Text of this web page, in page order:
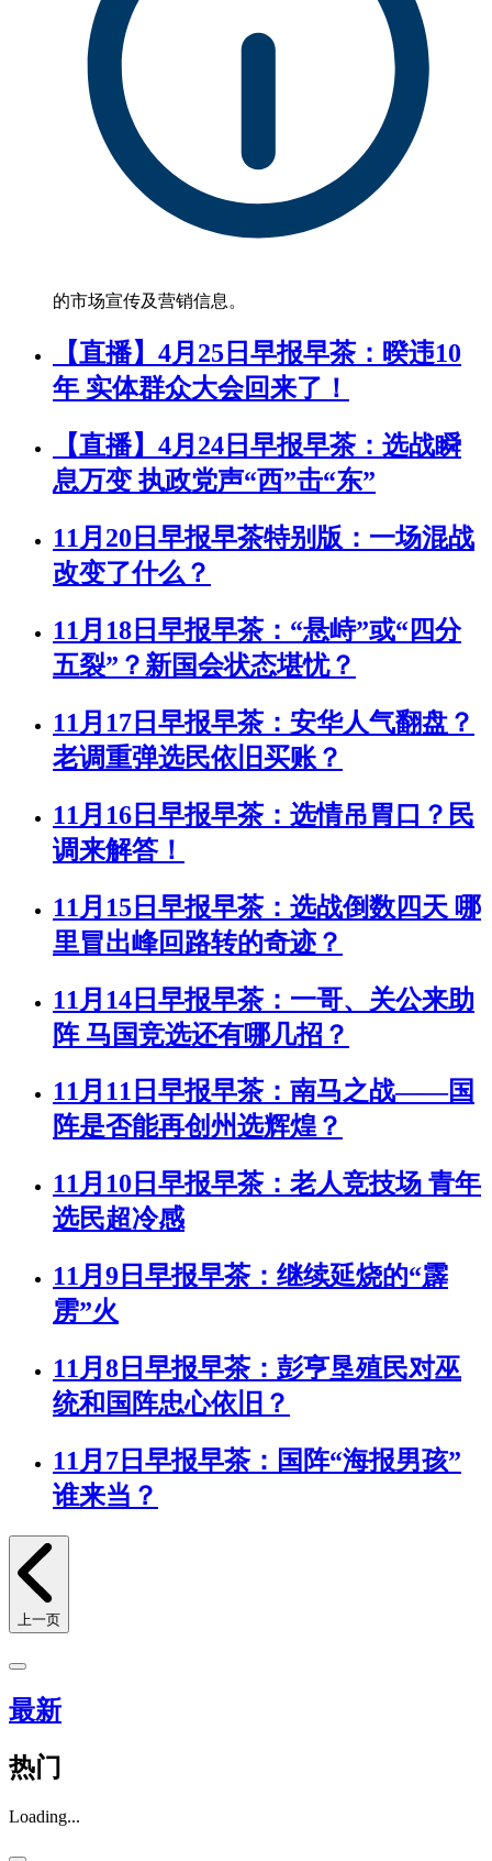
的市场宣传及营销信息。
【直播】4月25日早报早茶：暌违10
年 实体群众大会回来了！
【直播】4月24日早报早茶：选战瞬
息万变 执政党声“西”击“东”
11月20日早报早茶特别版：一场混战
改变了什么？
11月18日早报早茶：“悬峙”或“四分
五裂”？新国会状态堪忧？
11月17日早报早茶：安华人气翻盘？
老调重弹选民依旧买账？
11月16日早报早茶：选情吊胃口？民
调来解答！
11月15日早报早茶：选战倒数四天 哪
里冒出峰回路转的奇迹？
11月14日早报早茶：一哥、关公来助
阵 马国竞选还有哪几招？
11月11日早报早茶：南马之战——国
阵是否能再创州选辉煌？
11月10日早报早茶：老人竞技场 青年
选民超冷感
11月9日早报早茶：继续延烧的“霹
雳”火
11月8日早报早茶：彭亨垦殖民对巫
统和国阵忠心依旧？
11月7日早报早茶：国阵“海报男孩”
谁来当？
上一页
最新
热门
Loading...